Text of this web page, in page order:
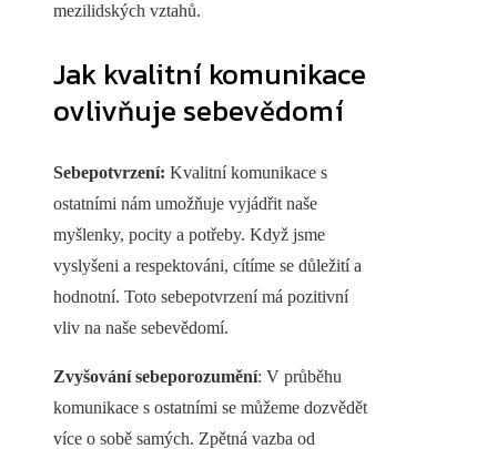
mezilidských vztahů.
Jak kvalitní komunikace
ovlivňuje sebevědomí
Sebepotvrzení: Kvalitní komunikace s
ostatními nám umožňuje vyjádřit naše
myšlenky, pocity a potřeby. Když jsme
vyslyšeni a respektováni, cítíme se důležití a
hodnotní. Toto sebepotvrzení má pozitivní
vliv na naše sebevědomí.
Zvyšování sebeporozumění: V průběhu
komunikace s ostatními se můžeme dozvědět
více o sobě samých. Zpětná vazba od